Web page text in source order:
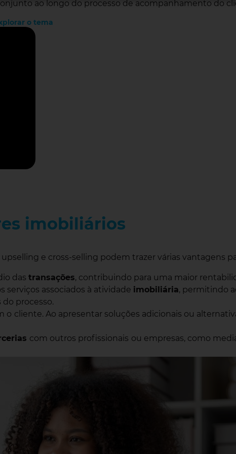
ao longo do processo de acompanhamento do
o tema
imobiliários
e cross-selling podem trazer várias vantagens
das transações, contribuindo para uma maior
serviços associados à atividade imobiliária, permitindo
processo.
o cliente. Ao apresentar soluções adicionais ou
com outros profissionais ou empresas, como